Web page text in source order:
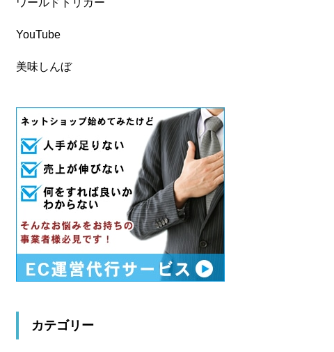
ワールドトリガー
YouTube
美味しんぼ
カテゴリー